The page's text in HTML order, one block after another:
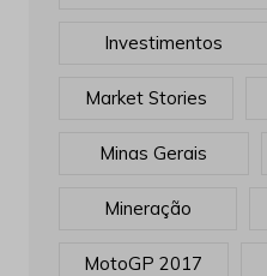
Investimentos
Market Stories
Minas Gerais
Mineração
MotoGP 2017